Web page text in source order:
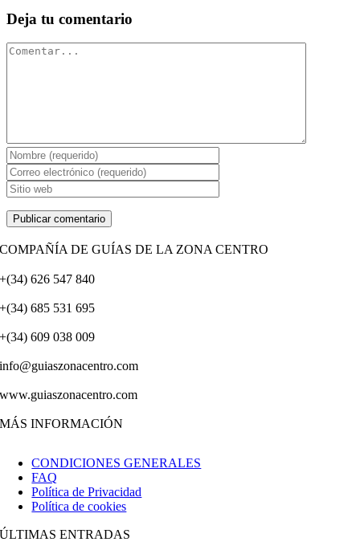
Deja tu comentario
Comentario
COMPAÑÍA DE GUÍAS DE LA ZONA CENTRO
+(34) 626 547 840
+(34) 685 531 695
+(34) 609 038 009
info@guiaszonacentro.com
www.guiaszonacentro.com
MÁS INFORMACIÓN
CONDICIONES GENERALES
FAQ
Política de Privacidad
Política de cookies
ÚLTIMAS ENTRADAS